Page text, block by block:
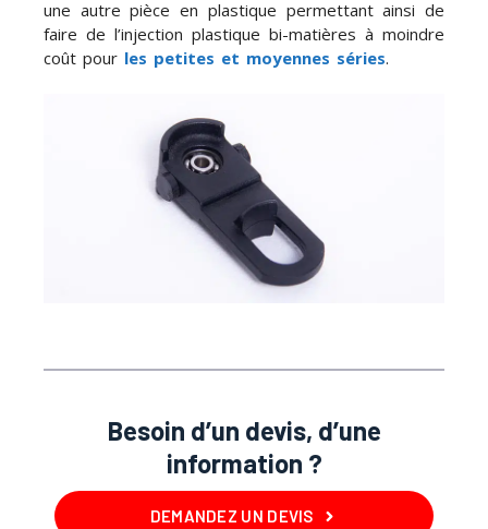
une autre pièce en plastique permettant ainsi de
faire de l’injection plastique bi-matières à moindre
coût pour les petites et moyennes séries.
Besoin d’un devis, d’une
information ?
DEMANDEZ UN DEVIS